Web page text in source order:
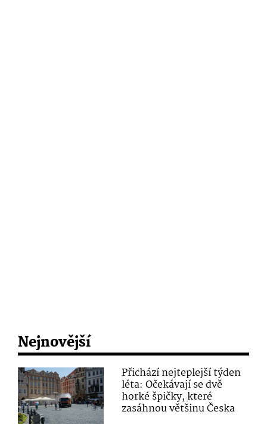
Nejnovější
Přichází nejteplejší týden
léta: Očekávají se dvě
horké špičky, které
zasáhnou většinu Česka